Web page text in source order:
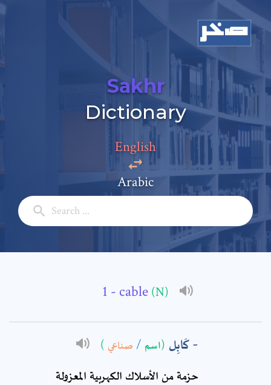
Sakhr
Dictionary
English
Arabic
- cable (N)
كَابِل (اسم / صناعي )
حزمة من الأسلاك الكهربية المعزولة
Add a comment
Subject: *